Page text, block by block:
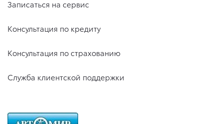
Записаться на сервис
Консультация по кредиту
Консультация по страхованию
Служба клиентской поддержки